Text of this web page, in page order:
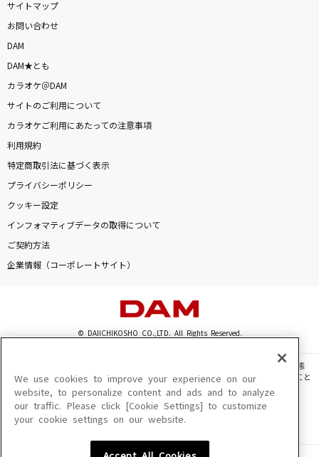
サイトマップ
お問い合わせ
DAM
DAM★とも
カラオケ＠DAM
サイトのご利用について
カラオケご利用にあたっての注意事項
利用規約
特定商取引法に基づく表示
プライバシーポリシー
クッキー設定
インフォマティブデータの取得について
ご契約方法
企業情報（コーポレートサイト）
© DAIICHIKOSHO CO.,LTD. All Rights Reserved.
このサイトに掲載されている一切の文章・画像・写真・動画・音声等を、手段や形態
を問わず、著作権法の定める範囲を超えて無断で複製、転載、ファイル化などすること
を禁じます。
楽曲及びコンテンツは、機種によりご利用いただけない場合があります。
楽曲及びコンテンツの配信日、配信内容が変更になる場合があります。
We use cookies to improve your experience on our
website, to personalize content and ads and to analyze
our traffic. Please click [Cookie Settings] to customize
your cookie settings on our website.